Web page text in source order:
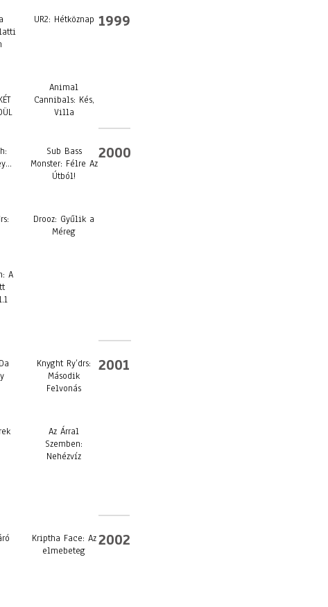
UR2: Hétköznap
Animal
Cannibals: Kés,
Villa
1999
Sub Bass
Monster: Félre Az
Útból!
Drooz: Gyűlik a
Méreg
A
2000
Knyght Ry’drs:
Második
Felvonás
Az Árral
Szemben:
Nehézvíz
2001
Kriptha Face: Az
elmebeteg
2002